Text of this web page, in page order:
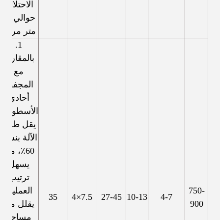
الاحتلال:
متر مربع.
750-
900
4-7
10-13
27-45
7.5×4
35
1.
بالمقارنة
مع
المجفف
أحادي
يقل طول
الآلة بنسبة
60٪، مما
يسهل
ترتيب
العملية.
يقلل من
مساحة